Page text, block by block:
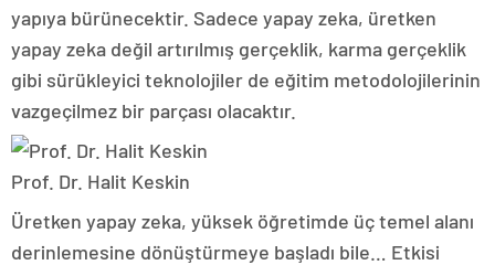
yapıya bürünecektir. Sadece yapay zeka, üretken
yapay zeka değil artırılmış gerçeklik, karma gerçeklik
gibi sürükleyici teknolojiler de eğitim metodolojilerinin
vazgeçilmez bir parçası olacaktır.
Prof. Dr. Halit Keskin
Üretken yapay zeka, yüksek öğretimde üç temel alanı
derinlemesine dönüştürmeye başladı bile… Etkisi